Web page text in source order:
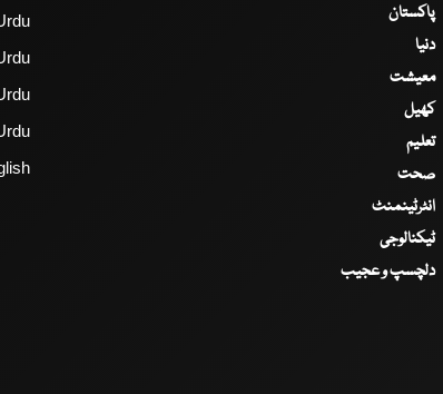
پاکستان
دنیا
معیشت
کھیل
تعلیم
صحت
انٹرٹینمنٹ
ٹیکنالوجی
دلچسپ و عجیب